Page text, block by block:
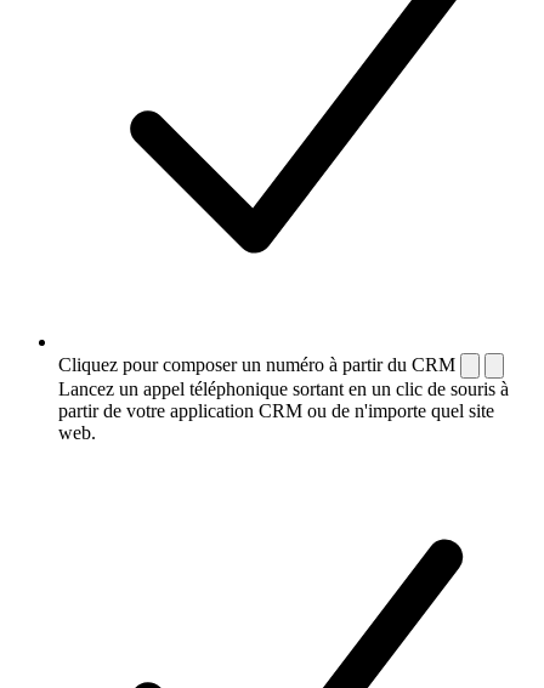
Cliquez pour composer un numéro à partir du CRM
Lancez un appel téléphonique sortant en un clic de souris à
partir de votre application CRM ou de n'importe quel site
web.